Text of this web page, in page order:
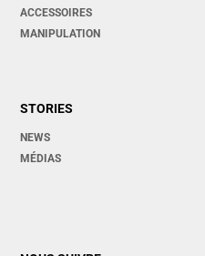
ACCESSOIRES
MANIPULATION
STORIES
NEWS
MÉDIAS